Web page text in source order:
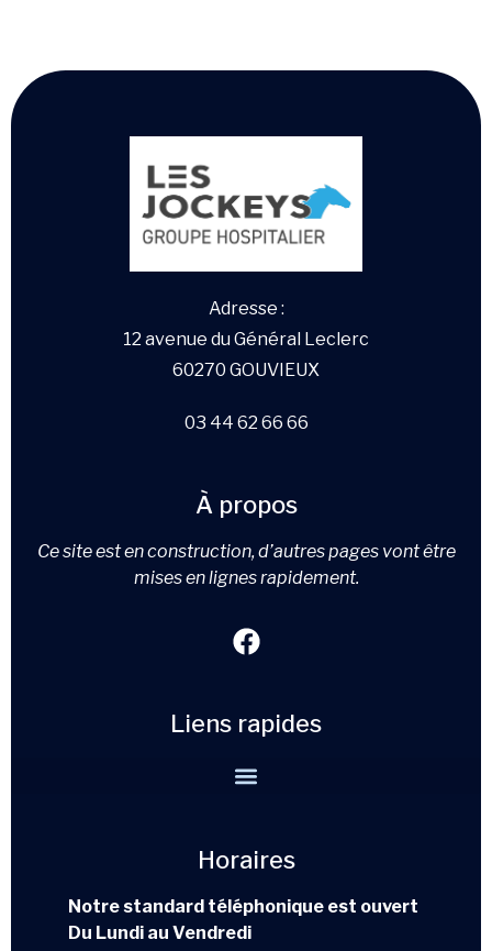
Adresse :
12 avenue du Général Leclerc
60270 GOUVIEUX
03 44 62 66 66
À propos
Ce site est en construction, d’autres pages vont être
mises en lignes rapidement.
Liens rapides
Horaires
Notre standard téléphonique est ouvert
Du Lundi au Vendredi